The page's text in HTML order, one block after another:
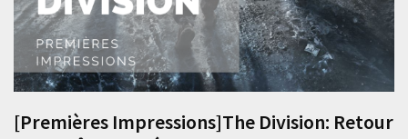
[Premières Impressions]The Division: Retour